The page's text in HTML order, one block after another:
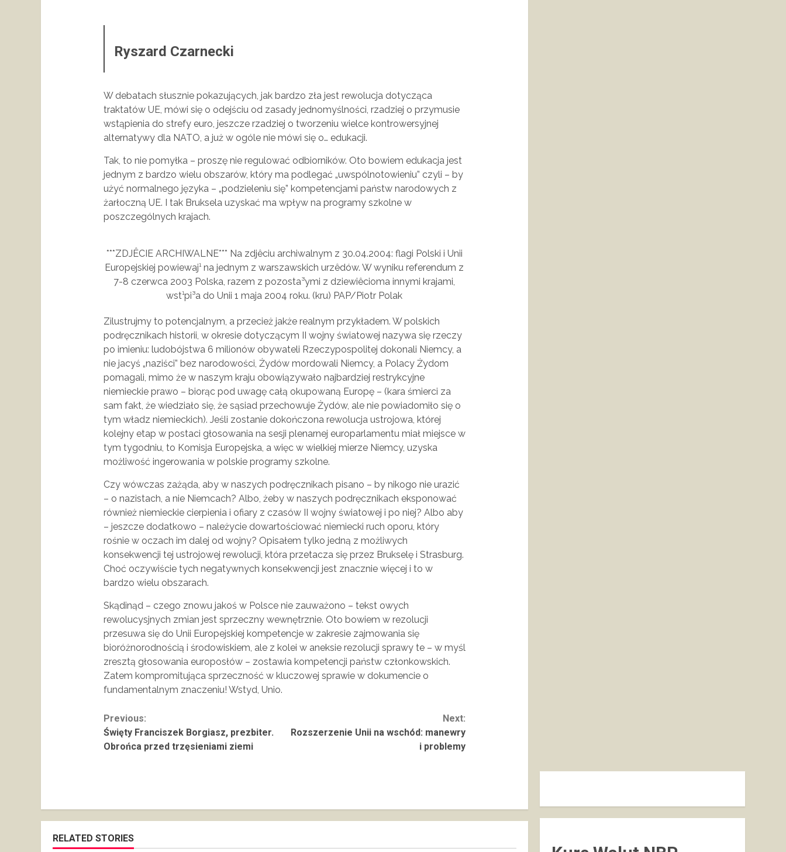
Ryszard Czarnecki
W debatach słusznie pokazujących, jak bardzo zła jest rewolucja dotycząca
traktatów UE, mówi się o odejściu od zasady jednomyślności, rzadziej o przymusie
wstąpienia do strefy euro, jeszcze rzadziej o tworzeniu wielce kontrowersyjnej
alternatywy dla NATO, a już w ogóle nie mówi się o… edukacji.
Tak, to nie pomyłka – proszę nie regulować odbiorników. Oto bowiem edukacja jest
jednym z bardzo wielu obszarów, który ma podlegać „uwspólnotowieniu” czyli – by
użyć normalnego języka – „podzieleniu się” kompetencjami państw narodowych z
żarłoczną UE. I tak Bruksela uzyskać ma wpływ na programy szkolne w
poszczególnych krajach.
***ZDJÊCIE ARCHIWALNE*** Na zdjêciu archiwalnym z 30.04.2004: flagi Polski i Unii
Europejskiej powiewaj¹ na jednym z warszawskich urzêdów. W wyniku referendum z
7-8 czerwca 2003 Polska, razem z pozosta³ymi z dziewiêcioma innymi krajami,
wst¹pi³a do Unii 1 maja 2004 roku. (kru) PAP/Piotr Polak
Zilustrujmy to potencjalnym, a przecież jakże realnym przykładem. W polskich
podręcznikach historii, w okresie dotyczącym II wojny światowej nazywa się rzeczy
po imieniu: ludobójstwa 6 milionów obywateli Rzeczypospolitej dokonali Niemcy, a
nie jacyś „naziści” bez narodowości, Żydów mordowali Niemcy, a Polacy Żydom
pomagali, mimo że w naszym kraju obowiązywało najbardziej restrykcyjne
niemieckie prawo – biorąc pod uwagę całą okupowaną Europę – (kara śmierci za
sam fakt, że wiedziało się, że sąsiad przechowuje Żydów, ale nie powiadomiło się o
tym władz niemieckich). Jeśli zostanie dokończona rewolucja ustrojowa, której
kolejny etap w postaci głosowania na sesji plenarnej europarlamentu miał miejsce w
tym tygodniu, to Komisja Europejska, a więc w wielkiej mierze Niemcy, uzyska
możliwość ingerowania w polskie programy szkolne.
Czy wówczas zażąda, aby w naszych podręcznikach pisano – by nikogo nie urazić
– o nazistach, a nie Niemcach? Albo, żeby w naszych podręcznikach eksponować
również niemieckie cierpienia i ofiary z czasów II wojny światowej i po niej? Albo aby
– jeszcze dodatkowo – należycie dowartościować niemiecki ruch oporu, który
rośnie w oczach im dalej od wojny? Opisałem tylko jedną z możliwych
konsekwencji tej ustrojowej rewolucji, która przetacza się przez Brukselę i Strasburg.
Choć oczywiście tych negatywnych konsekwencji jest znacznie więcej i to w
bardzo wielu obszarach.
Skądinąd – czego znowu jakoś w Polsce nie zauważono – tekst owych
rewolucysjnych zmian jest sprzeczny wewnętrznie. Oto bowiem w rezolucji
przesuwa się do Unii Europejskiej kompetencje w zakresie zajmowania się
bioróżnorodnością i środowiskiem, ale z kolei w aneksie rezolucji sprawy te – w myśl
zresztą głosowania europosłów – zostawia kompetencji państw członkowskich.
Zatem kompromitująca sprzeczność w kluczowej sprawie w dokumencie o
fundamentalnym znaczeniu! Wstyd, Unio.
Continue
Reading
Previous:
Święty Franciszek Borgiasz, prezbiter.
Obrońca przed trzęsieniami ziemi
Next:
Rozszerzenie Unii na wschód: manewry
i problemy
RELATED STORIES